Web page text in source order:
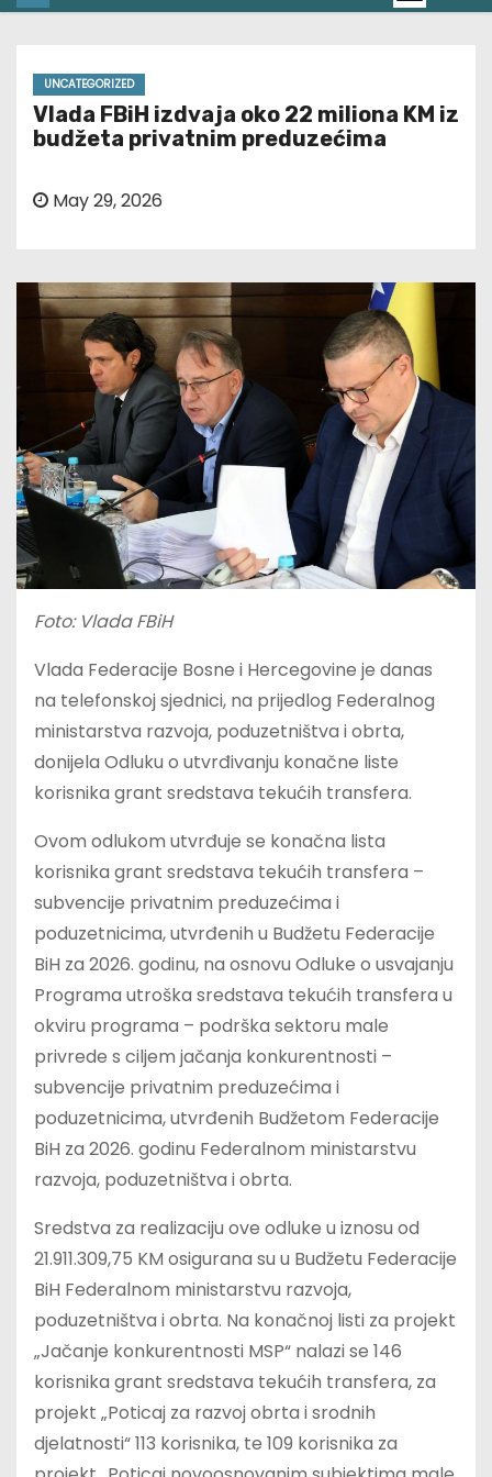
UNCATEGORIZED
Vlada FBiH izdvaja oko 22 miliona KM iz
budžeta privatnim preduzećima
May 29, 2026
Foto: Vlada FBiH
Vlada Federacije Bosne i Hercegovine je danas
na telefonskoj sjednici, na prijedlog Federalnog
ministarstva razvoja, poduzetništva i obrta,
donijela Odluku o utvrđivanju konačne liste
korisnika grant sredstava tekućih transfera.
Ovom odlukom utvrđuje se konačna lista
korisnika grant sredstava tekućih transfera –
subvencije privatnim preduzećima i
poduzetnicima, utvrđenih u Budžetu Federacije
BiH za 2026. godinu, na osnovu Odluke o usvajanju
Programa utroška sredstava tekućih transfera u
okviru programa – podrška sektoru male
privrede s ciljem jačanja konkurentnosti –
subvencije privatnim preduzećima i
poduzetnicima, utvrđenih Budžetom Federacije
BiH za 2026. godinu Federalnom ministarstvu
razvoja, poduzetništva i obrta.
Sredstva za realizaciju ove odluke u iznosu od
21.911.309,75 KM osigurana su u Budžetu Federacije
BiH Federalnom ministarstvu razvoja,
poduzetništva i obrta. Na konačnoj listi za projekt
„Jačanje konkurentnosti MSP“ nalazi se 146
korisnika grant sredstava tekućih transfera, za
projekt „Poticaj za razvoj obrta i srodnih
djelatnosti“ 113 korisnika, te 109 korisnika za